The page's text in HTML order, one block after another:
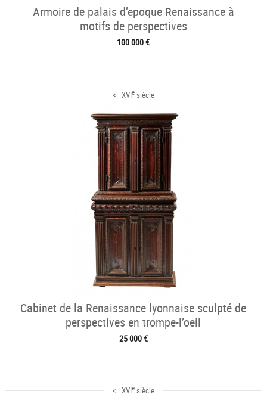
Armoire de palais d’epoque Renaissance à
motifs de perspectives
100 000 €
< XVIesiècle
Cabinet de la Renaissance lyonnaise sculpté de
perspectives en trompe-l’oeil
25 000 €
< XVIesiècle